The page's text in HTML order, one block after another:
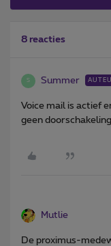
8 reacties
S Summer
Voice mail is actief
geen
Mutlie
De proximus-